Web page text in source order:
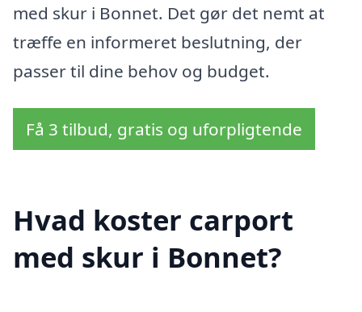
med skur i Bonnet. Det gør det nemt at
træffe en informeret beslutning, der
passer til dine behov og budget.
Få 3 tilbud, gratis og uforpligtende
Hvad koster carport
med skur i Bonnet?